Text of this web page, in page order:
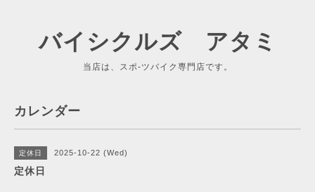
バイシクルズ アタミ
当店は、スポ-ツバイク専門店です。
カレンダー
定休日 2025-10-22 (Wed)
定休日